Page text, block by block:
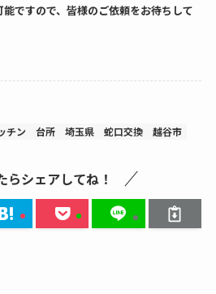
ですので、皆様のご依頼をお待ちして
チン 台所 埼玉県 蛇口交換 越谷市
らシェアしてね！